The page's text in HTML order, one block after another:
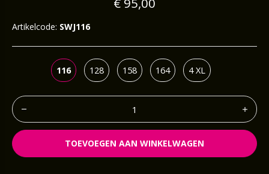
Artikelcode: SWJ116
116 128 158 164 4 XL
TOEVOEGEN AAN WINKELWAGEN